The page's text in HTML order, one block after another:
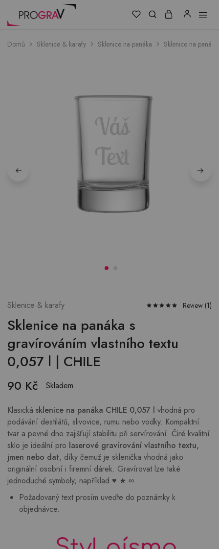
Domů Sklenice & karafy Sklenice na panáka Sklenice na
Sklenice & karafy Review (1)
Sklenice na panáka s
gravírováním vlastního textu
0,057 l | CHILE
90 Kč Skladem
Klasická sklenice na panáka CHILE 0,057 l vhodná pro
podávání destilátů, slivovice, rumu nebo vodky. Kompaktní
tvar a pevné dno zajišťují stabilitu při servírování. Čiré kvalitní
sklo je ideální pro laserové gravírování vlastního textu,
jmen nebo dat, díky čemuž je sklenička vhodná jako
originální osobní i firemní dárek. Gravírovat lze také
jednoduché symboly, například ♥ ★ ∞.
Požadovaný text prosím uveďte do poznámky k
objednávce.